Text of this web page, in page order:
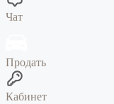
Чат
Продать
Кабинет